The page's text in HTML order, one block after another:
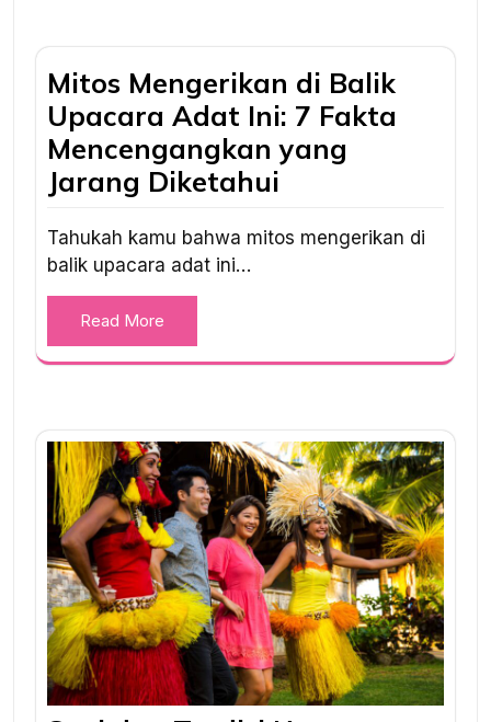
Mitos Mengerikan di Balik
Upacara Adat Ini: 7 Fakta
Mencengangkan yang
Jarang Diketahui
Tahukah kamu bahwa mitos mengerikan di
balik upacara adat ini…
Read More